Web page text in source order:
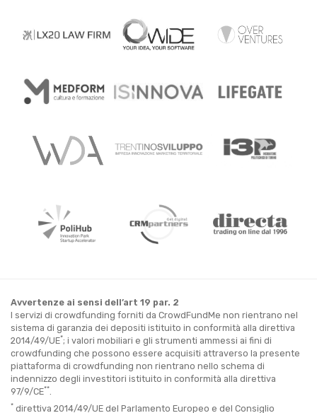
Avvertenze ai sensi dell’art 19 par. 2
I servizi di crowdfunding forniti da CrowdFundMe non rientrano nel
sistema di garanzia dei depositi istituito in conformità alla direttiva
2014/49/UE*; i valori mobiliari e gli strumenti ammessi ai fini di
crowdfunding che possono essere acquisiti attraverso la presente
piattaforma di crowdfunding non rientrano nello schema di
indennizzo degli investitori istituito in conformità alla direttiva
97/9/CE**
* direttiva 2014/49/UE del Parlamento Europeo e del Consiglio